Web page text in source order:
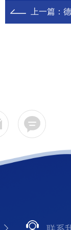
上一篇：